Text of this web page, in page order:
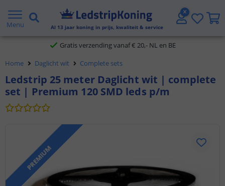
Menu Al 13 jaar koning in prijs, kwaliteit & service
5 jaar garantie
Gratis verzending vanaf € 20,- NL en BE
Klantbeoordeling 9.1
Voor 23:45 uur besteld,morgen in huis
Home Daglicht wit Complete sets
Ledstrip 25 meter Daglicht wit | complete
set | Premium 120 SMD leds p/m
PREMIUM